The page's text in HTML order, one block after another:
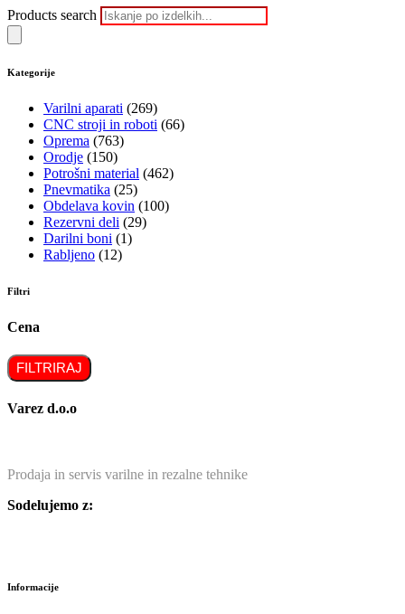
Products search
Kategorije
Varilni aparati (269)
CNC stroji in roboti (66)
Oprema (763)
Orodje (150)
Potrošni material (462)
Pnevmatika (25)
Obdelava kovin (100)
Rezervni deli (29)
Darilni boni (1)
Rabljeno (12)
Filtri
Cena
FILTRIRAJ
Varez d.o.o
Prodaja in servis varilne in rezalne tehnike
Sodelujemo z:
Informacije